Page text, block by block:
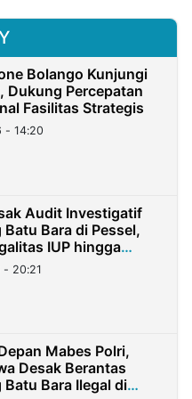
Bolango Kunjungi
Dukung Percepatan
Fasilitas Strategis
- 14:20
Audit Investigatif
Batu Bara di Pessel,
IUP hingga
- 20:21
Mabes Polri,
Desak Berantas
Batu Bara Ilegal di